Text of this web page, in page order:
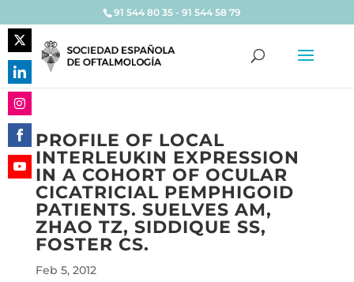
91 544 80 35 - 91 544 58 79
PROFILE OF LOCAL
INTERLEUKIN EXPRESSION
IN A COHORT OF OCULAR
CICATRICIAL PEMPHIGOID
PATIENTS. SUELVES AM,
ZHAO TZ, SIDDIQUE SS,
FOSTER CS.
Feb 5, 2012
Share
on
Twitter
Share
on
LinkedIn
Share
on
Instagram
Share
on
Facebook
Share
YouTube